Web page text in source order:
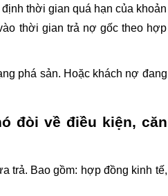
thời gian quá hạn của khoản
thời gian trả nợ gốc theo hợp
phá sản. Hoặc khách nợ đang
đòi về điều kiện, căn
trả. Bao gồm: hợp đồng kinh tế,